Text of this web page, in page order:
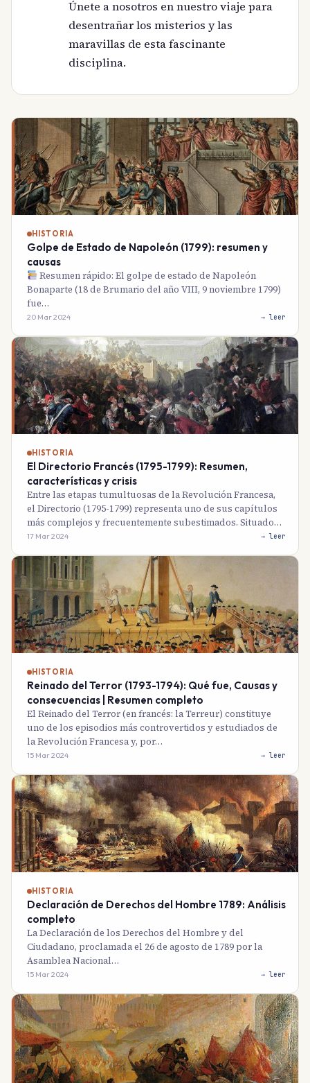
Únete a nosotros en nuestro viaje para
desentrañar los misterios y las
maravillas de esta fascinante
disciplina.
HISTORIA
Golpe de Estado de Napoleón (1799): resumen y
causas
Resumen rápido: El golpe de estado de Napoleón
Bonaparte (18 de Brumario del año VIII, 9 noviembre 1799)
fue…
20 Mar 2024 → leer
HISTORIA
El Directorio Francés (1795-1799): Resumen,
características y crisis
Entre las etapas tumultuosas de la Revolución Francesa,
el Directorio (1795-1799) representa uno de sus capítulos
más complejos y frecuentemente subestimados. Situado…
17 Mar 2024 → leer
HISTORIA
Reinado del Terror (1793-1794): Qué fue, Causas y
consecuencias | Resumen completo
El Reinado del Terror (en francés: la Terreur) constituye
uno de los episodios más controvertidos y estudiados de
la Revolución Francesa y, por…
15 Mar 2024 → leer
HISTORIA
Declaración de Derechos del Hombre 1789: Análisis
completo
La Declaración de los Derechos del Hombre y del
Ciudadano, proclamada el 26 de agosto de 1789 por la
Asamblea Nacional…
15 Mar 2024 → leer